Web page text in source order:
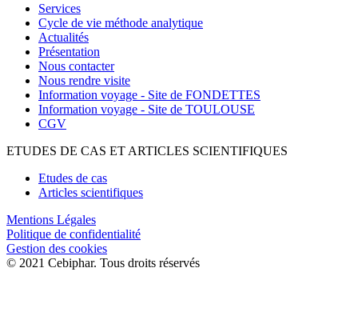
Services
Cycle de vie méthode analytique
Actualités
Présentation
Nous contacter
Nous rendre visite
Information voyage - Site de FONDETTES
Information voyage - Site de TOULOUSE
CGV
ETUDES DE CAS ET ARTICLES SCIENTIFIQUES
Etudes de cas
Articles scientifiques
Mentions Légales
Politique de confidentialité
Gestion des cookies
© 2021 Cebiphar. Tous droits réservés